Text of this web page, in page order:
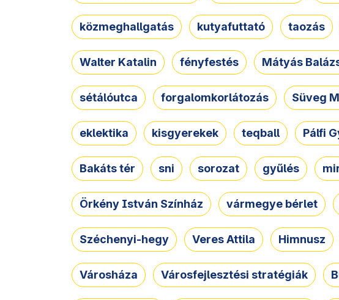
közmeghallgatás kutyafuttató taozás
Walter Katalin fényfestés Mátyás
sétálóutca forgalomkorlátozás Süveg
eklektika kisgyerekek teqball Pálfi
Bakáts tér sni sorozat gyűlés
Örkény István Színház vármegye bérlet
Széchenyi-hegy Veres Attila Himnusz
Városháza Városfejlesztési stratégiák